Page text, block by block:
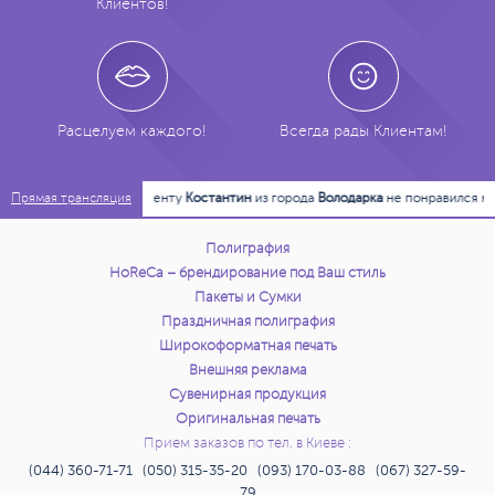
120 шт. 678 грн.
140 шт. 747 грн. Заказать
754 грн. Заказать
764 грн. Заказать
768 грн. Заказать
771 грн. Заказать
Клиентов!
Расцелуем каждого! Всегда рады Клиентам!
Прямая трансляция
21:14:59 КлиентуКостантиниз городаВолодаркане понравился
Полиграфия
HoReCa – брендирование под Ваш стиль
Пакеты и Сумки
Праздничная полиграфия
Широкоформатная печать
Внешняя реклама
Сувенирная продукция
Оригинальная печать
Прием заказов по тел. в Киеве :
(044) 360-71-71 (050) 315-35-20 (093) 170-03-88 (067) 327-59-